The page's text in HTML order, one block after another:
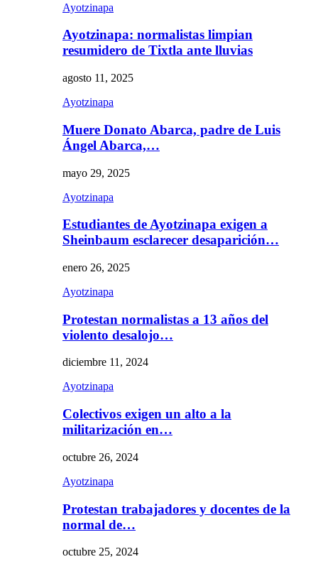
Ayotzinapa
Ayotzinapa: normalistas limpian
resumidero de Tixtla ante lluvias
agosto 11, 2025
Ayotzinapa
Muere Donato Abarca, padre de Luis
Ángel Abarca,…
mayo 29, 2025
Ayotzinapa
Estudiantes de Ayotzinapa exigen a
Sheinbaum esclarecer desaparición…
enero 26, 2025
Ayotzinapa
Protestan normalistas a 13 años del
violento desalojo…
diciembre 11, 2024
Ayotzinapa
Colectivos exigen un alto a la
militarización en…
octubre 26, 2024
Ayotzinapa
Protestan trabajadores y docentes de la
normal de…
octubre 25, 2024